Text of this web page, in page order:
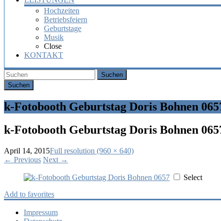
Hochzeiten
Betriebsfeiern
Geburtstage
Musik
Close
KONTAKT
Suchen
k-Fotobooth Geburtstag Doris Bohnen
k-Fotobooth Geburtstag Doris Bohnen
April 14, 2015Full resolution (960 × 640)
← Previous Next →
Select
Add to favorites
Impressum